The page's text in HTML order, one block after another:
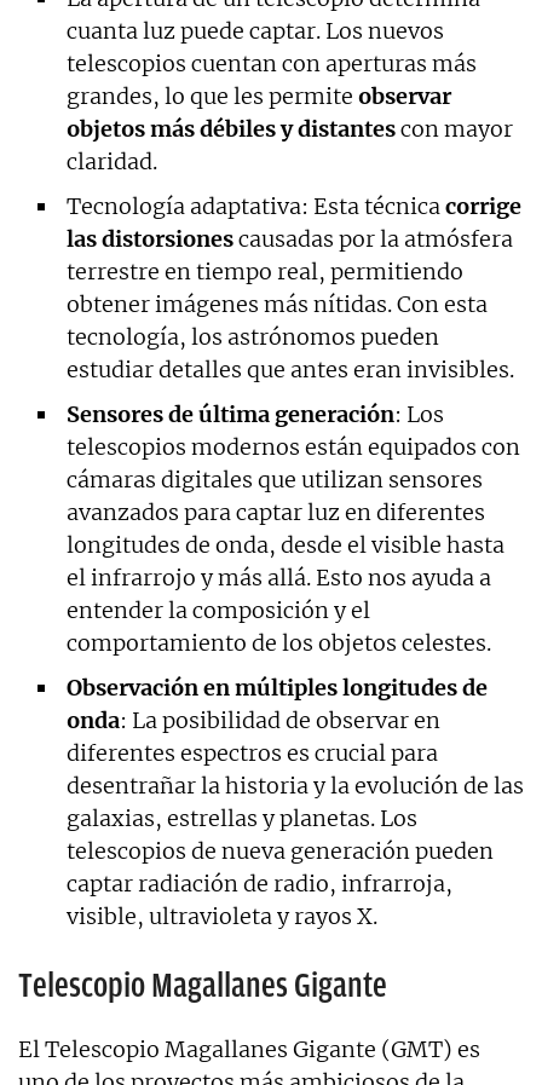
cuanta luz puede captar. Los nuevos
telescopios cuentan con aperturas más
grandes, lo que les permite observar
objetos más débiles y distantescon mayor
claridad.
Tecnología adaptativa: Esta técnicacorrige
las distorsionescausadas por la atmósfera
terrestre en tiempo real, permitiendo
obtener imágenes más nítidas. Con esta
tecnología, los astrónomos pueden
estudiar detalles que antes eran invisibles.
Sensores de última generación: Los
telescopios modernos están equipados con
cámaras digitales que utilizan sensores
avanzados para captar luz en diferentes
longitudes de onda, desde el visible hasta
el infrarrojo y más allá. Esto nos ayuda a
entender la composición y el
comportamiento de los objetos celestes.
Observación en múltiples longitudes de
onda: La posibilidad de observar en
diferentes espectros es crucial para
desentrañar la historia y la evolución de las
galaxias, estrellas y planetas. Los
telescopios de nueva generación pueden
captar radiación de radio, infrarroja,
visible, ultravioleta y rayos X.
Telescopio Magallanes Gigante
El Telescopio Magallanes Gigante (GMT) es